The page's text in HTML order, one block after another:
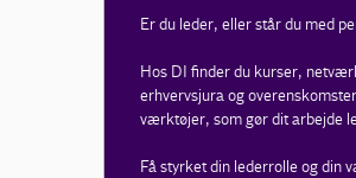
Er du leder, eller står du med
Hos DI finder du kurser,
erhvervsjura og
værktøjer, som gør dit arbejde
Få styrket din lederrolle og din